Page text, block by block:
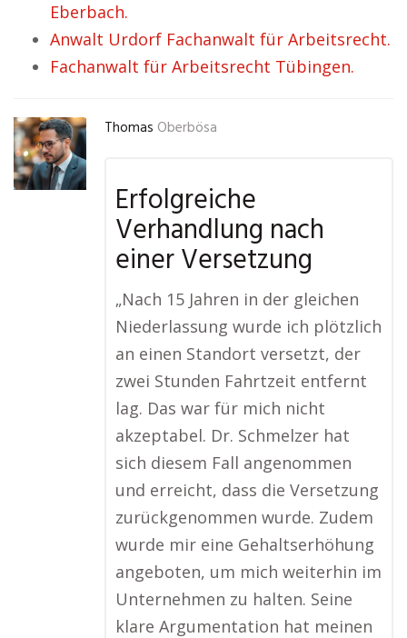
Eberbach.
Anwalt Urdorf Fachanwalt für Arbeitsrecht.
Fachanwalt für Arbeitsrecht Tübingen.
Thomas Oberbösa
Erfolgreiche
Verhandlung nach
einer Versetzung
„Nach 15 Jahren in der gleichen
Niederlassung wurde ich plötzlich
an einen Standort versetzt, der
zwei Stunden Fahrtzeit entfernt
lag. Das war für mich nicht
akzeptabel. Dr. Schmelzer hat
sich diesem Fall angenommen
und erreicht, dass die Versetzung
zurückgenommen wurde. Zudem
wurde mir eine Gehaltserhöhung
angeboten, um mich weiterhin im
Unternehmen zu halten. Seine
klare Argumentation hat meinen